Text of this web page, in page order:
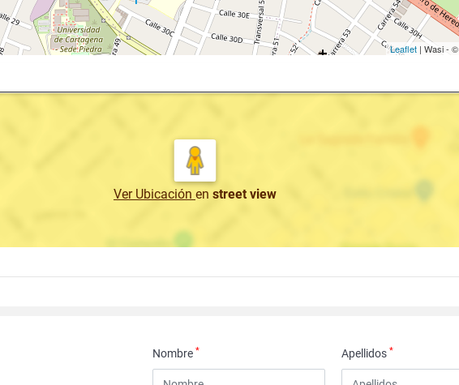
Leaflet | Wasi - ©
Ver Ubicación en street view
Nombre* Apellidos*